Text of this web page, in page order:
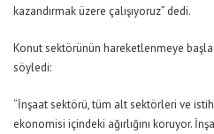
kazandırmak üzere çalışıyoruz” dedi.
Konut sektörünün hareketlenmeye
söyledi:
“İnşaat sektörü, tüm alt sektörleri ve
ekonomisi içindeki ağırlığını koruyor.